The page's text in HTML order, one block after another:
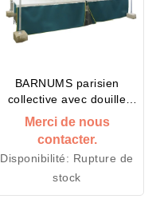
BARNUMS parisien
collective avec douille
encastrable
Merci de nous
contacter.
Disponibilité: Rupture de
stock